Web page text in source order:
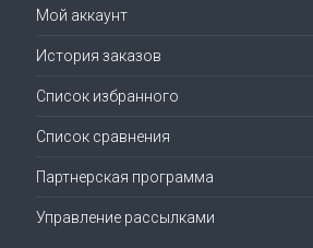
Мой аккаунт
История заказов
Список избранного
Список сравнения
Партнерская программа
Управление рассылками